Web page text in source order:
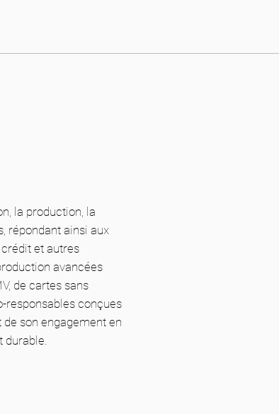
la production, la
répondant ainsi aux
et autres
avancées
de cartes sans
responsables conçues
son engagement en